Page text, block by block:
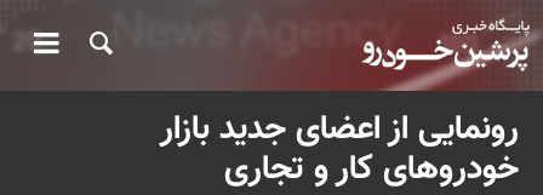
رونمایی از اعضای جدید بازار
خودروهای کار و تجاری